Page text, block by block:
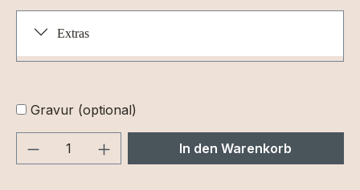
Extras
Gravur (optional)
Produkt Anzahl: Gib denIn den Warenkorb